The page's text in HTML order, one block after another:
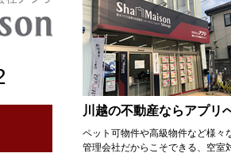
川越の不動産ならアプリ
ペット可物件や高級物件など様々
管理会社だからこそできる、空室